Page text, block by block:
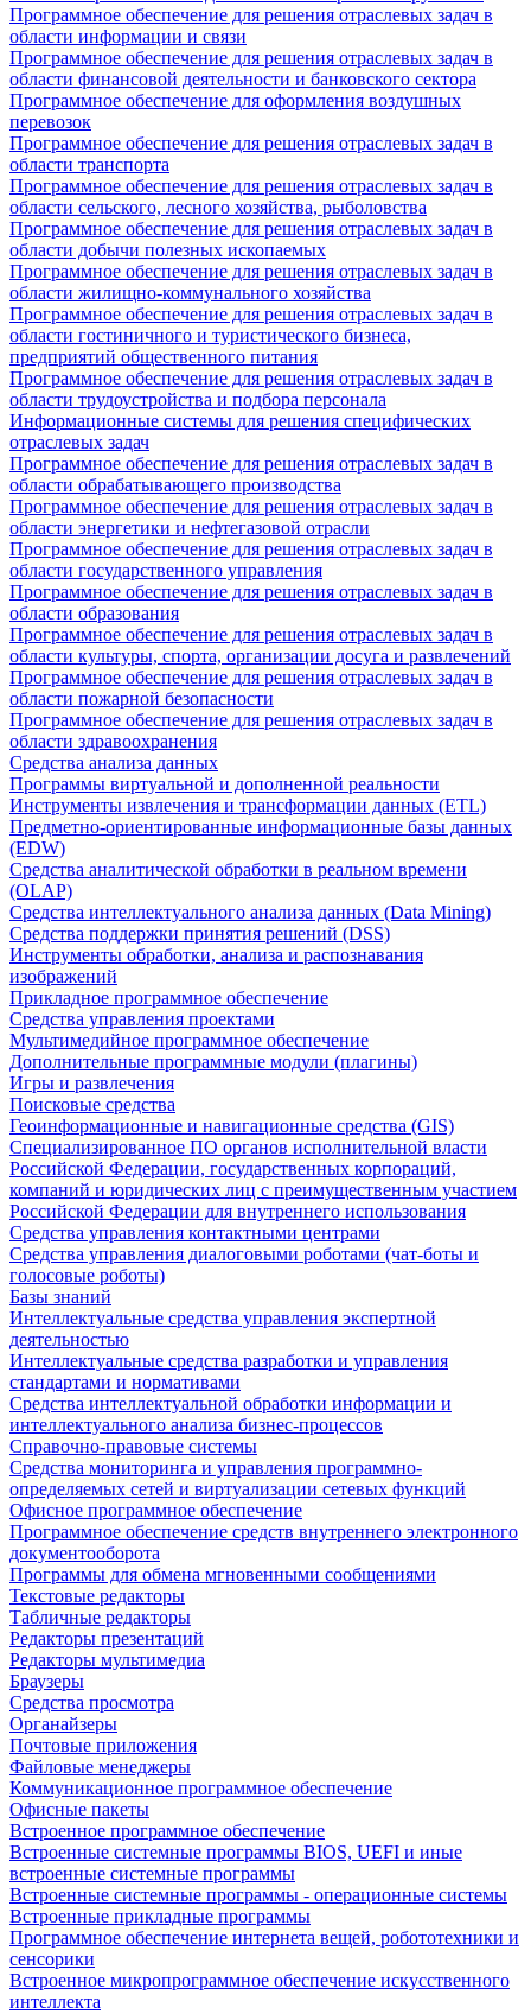
Программное обеспечение для решения отраслевых задач в
области информации и связи
Программное обеспечение для решения отраслевых задач в
области финансовой деятельности и банковского сектора
Программное обеспечение для оформления воздушных
перевозок
Программное обеспечение для решения отраслевых задач в
области транспорта
Программное обеспечение для решения отраслевых задач в
области сельского, лесного хозяйства, рыболовства
Программное обеспечение для решения отраслевых задач в
области добычи полезных ископаемых
Программное обеспечение для решения отраслевых задач в
области жилищно-коммунального хозяйства
Программное обеспечение для решения отраслевых задач в
области гостиничного и туристического бизнеса,
предприятий общественного питания
Программное обеспечение для решения отраслевых задач в
области трудоустройства и подбора персонала
Информационные системы для решения специфических
отраслевых задач
Программное обеспечение для решения отраслевых задач в
области обрабатывающего производства
Программное обеспечение для решения отраслевых задач в
области энергетики и нефтегазовой отрасли
Программное обеспечение для решения отраслевых задач в
области государственного управления
Программное обеспечение для решения отраслевых задач в
области образования
Программное обеспечение для решения отраслевых задач в
области культуры, спорта, организации досуга и развлечений
Программное обеспечение для решения отраслевых задач в
области пожарной безопасности
Программное обеспечение для решения отраслевых задач в
области здравоохранения
Средства анализа данных
Программы виртуальной и дополненной реальности
Инструменты извлечения и трансформации данных (ETL)
Предметно-ориентированные информационные базы данных
(EDW)
Средства аналитической обработки в реальном времени
(OLAP)
Средства интеллектуального анализа данных (Data Mining)
Средства поддержки принятия решений (DSS)
Инструменты обработки, анализа и распознавания
изображений
Прикладное программное обеспечение
Средства управления проектами
Мультимедийное программное обеспечение
Дополнительные программные модули (плагины)
Игры и развлечения
Поисковые средства
Геоинформационные и навигационные средства (GIS)
Специализированное ПО органов исполнительной власти
Российской Федерации, государственных корпораций,
компаний и юридических лиц с преимущественным участием
Российской Федерации для внутреннего использования
Средства управления контактными центрами
Средства управления диалоговыми роботами (чат-боты и
голосовые роботы)
Базы знаний
Интеллектуальные средства управления экспертной
деятельностью
Интеллектуальные средства разработки и управления
стандартами и нормативами
Средства интеллектуальной обработки информации и
интеллектуального анализа бизнес-процессов
Справочно-правовые системы
Средства мониторинга и управления программно-
определяемых сетей и виртуализации сетевых функций
Офисное программное обеспечение
Программное обеспечение средств внутреннего электронного
документооборота
Программы для обмена мгновенными сообщениями
Текстовые редакторы
Табличные редакторы
Редакторы презентаций
Редакторы мультимедиа
Браузеры
Средства просмотра
Органайзеры
Почтовые приложения
Файловые менеджеры
Коммуникационное программное обеспечение
Офисные пакеты
Встроенное программное обеспечение
Встроенные системные программы BIOS, UEFI и иные
встроенные системные программы
Встроенные системные программы - операционные системы
Встроенные прикладные программы
Программное обеспечение интернета вещей, робототехники и
сенсорики
Встроенное микропрограммное обеспечение искусственного
интеллекта